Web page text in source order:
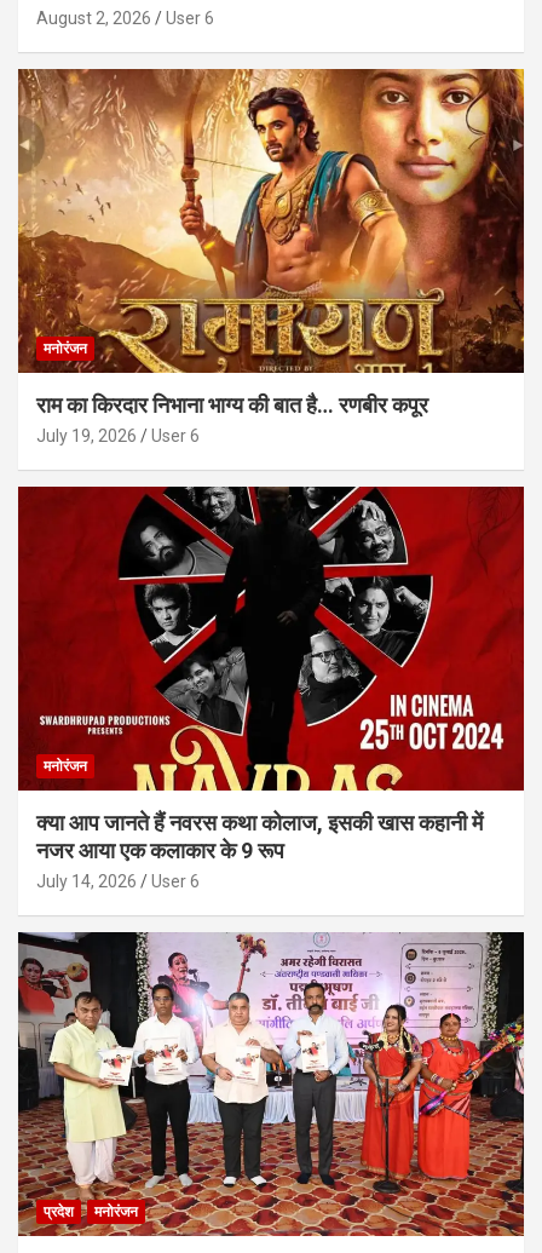
August 2, 2026 User 6
मनोरंजन
राम का किरदार निभाना भाग्य की बात है… रणबीर कपूर
July 19, 2026 User 6
मनोरंजन
क्या आप जानते हैं नवरस कथा कोलाज, इसकी खास कहानी में
नजर आया एक कलाकार के 9 रूप
July 14, 2026 User 6
प्रदेश मनोरंजन